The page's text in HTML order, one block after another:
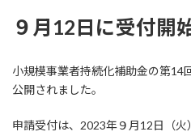
新
日
:
９月12日に受付開
小規模事業者持続化補助金の第14
公開されました。
申請受付は、2023年９月12日（火